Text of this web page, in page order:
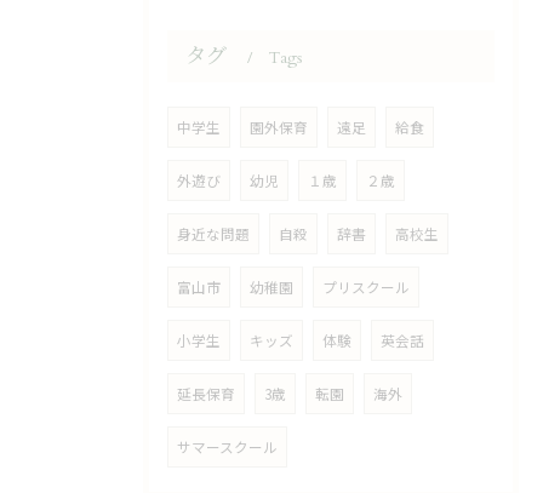
タグ Tags
中学生 園外保育 遠足 給食
外遊び 幼児 １歳 ２歳
身近な問題 自殺 辞書 高校生
富山市 幼稚園 プリスクール
小学生 キッズ 体験 英会話
延長保育 3歳 転園 海外
サマースクール